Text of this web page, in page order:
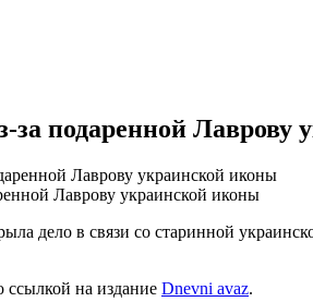
за подаренной Лаврову
Лаврову украинской иконы
дело в связи со старинной
ссылкой на издание Dnevni avaz.